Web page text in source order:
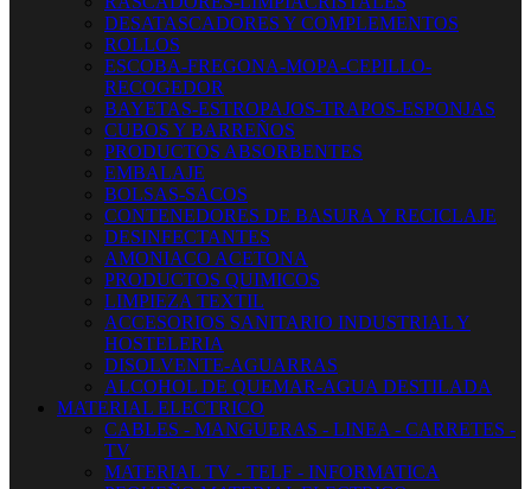
DESATASCADORES Y COMPLEMENTOS
ROLLOS
ESCOBA-FREGONA-MOPA-CEPILLO-
RECOGEDOR
BAYETAS-ESTROPAJOS-TRAPOS-ESPONJAS
CUBOS Y BARREÑOS
PRODUCTOS ABSORBENTES
EMBALAJE
BOLSAS-SACOS
CONTENEDORES DE BASURA Y RECICLAJE
DESINFECTANTES
AMONIACO ACETONA
PRODUCTOS QUIMICOS
LIMPIEZA TEXTIL
ACCESORIOS SANITARIO INDUSTRIAL Y
HOSTELERIA
DISOLVENTE-AGUARRAS
ALCOHOL DE QUEMAR-AGUA DESTILADA
MATERIAL ELECTRICO
CABLES - MANGUERAS - LINEA - CARRETES -
TV
MATERIAL TV - TELF - INFORMATICA